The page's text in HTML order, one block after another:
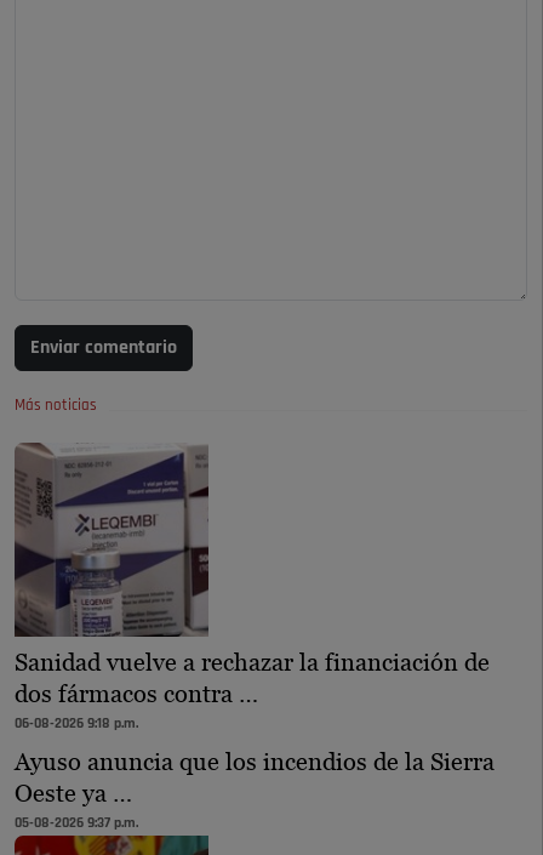
Enviar comentario
Más noticias
Sanidad vuelve a rechazar la financiación de
dos fármacos contra …
06-08-2026 9:18 p.m.
Ayuso anuncia que los incendios de la Sierra
Oeste ya …
05-08-2026 9:37 p.m.